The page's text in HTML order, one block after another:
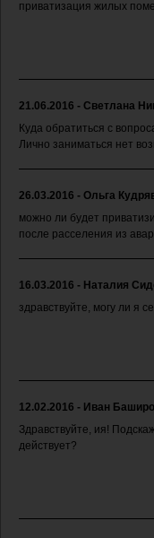
приватизация жилых
21.06.2016 - Светлана
Куда обратиться с
Лично заниматься нет
26.03.2016 - Ольга
можно ли будет
после расселения из
16.03.2016 - Наталия
здравствуйте, могу ли я
12.02.2016 - Иван
Здравствуйте, ия!
действует?